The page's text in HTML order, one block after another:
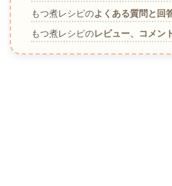
もつ煮レシピのよくある質問と回
もつ煮レシピのレビュー、コメン